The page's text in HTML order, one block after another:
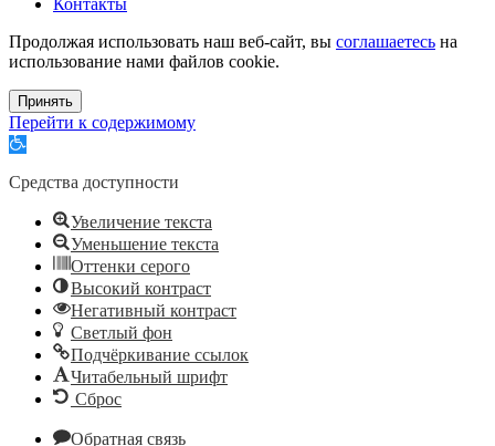
Продолжая использовать наш веб-сайт, вы соглашаетесь на
использование нами файлов cookie.
Принять
Перейти к содержимому
Открыть
инструментов
Средства доступности
Увеличение текста
Уменьшение текста
Оттенки серого
Высокий контраст
Негативный контраст
Светлый фон
Подчёркивание ссылок
Читабельный шрифт
Сброс
Обратная связь